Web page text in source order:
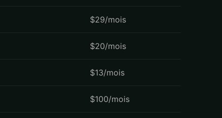
$29/mois
$20/mois
$13/mois
$100/mois